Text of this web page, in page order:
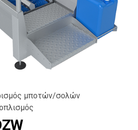
μποτών/σολών